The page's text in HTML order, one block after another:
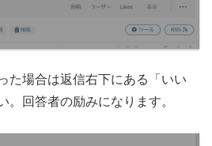
た場合は返信右下にある「いい
。回答者の励みになります。